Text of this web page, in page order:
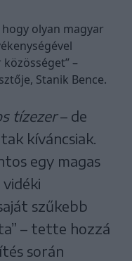
olyan magyar
–
Stanik Bence.
tízezer– de
kíváncsiak.
egy magas
szűkebb
– tette hozzá
során